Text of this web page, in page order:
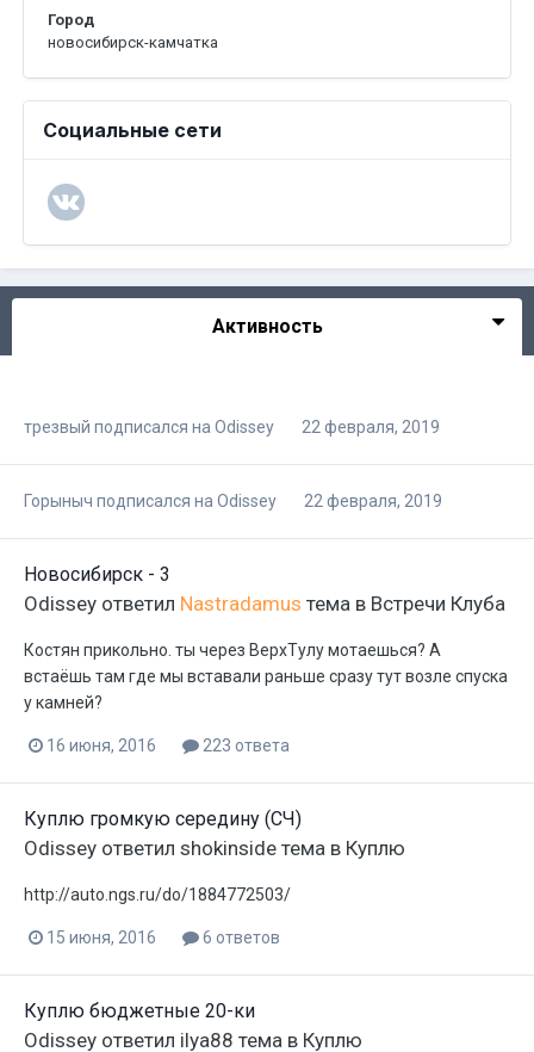
Город
новосибирск-камчатка
Социальные сети
Активность
трезвый подписался на Odissey 22 февраля, 2019
Горыныч подписался на Odissey 22 февраля, 2019
Новосибирск - 3
Odissey ответил Nastradamus тема в Встречи Клуба
Костян прикольно. ты через ВерхТулу мотаешься? А
встаёшь там где мы вставали раньше сразу тут возле спуска
у камней?
16 июня, 2016 223 ответа
Куплю громкую середину (СЧ)
Odissey ответил shokinside тема в Куплю
http://auto.ngs.ru/do/1884772503/
15 июня, 2016 6 ответов
Куплю бюджетные 20-ки
Odissey ответил ilya88 тема в Куплю